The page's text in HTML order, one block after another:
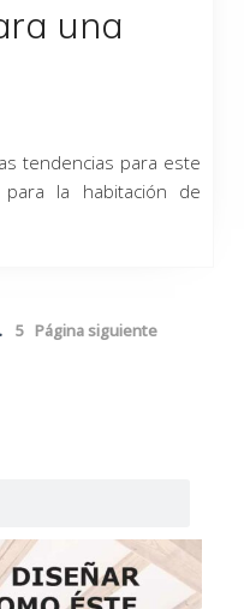
una
tendencias para este
la habitación de
5 Página siguiente